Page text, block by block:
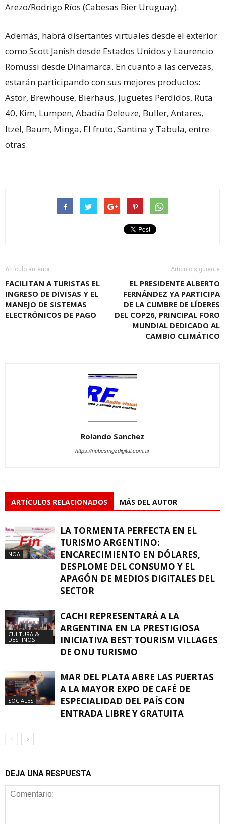
Arezo/Rodrigo Ríos (Cabesas Bier Uruguay).
Además, habrá disertantes virtuales desde el exterior
como Scott Janish desde Estados Unidos y Laurencio
Romussi desde Dinamarca. En cuanto a las cervezas,
estarán participando con sus mejores productos:
Astor, Brewhouse, Bierhaus, Juguetes Perdidos, Ruta
40, Kim, Lumpen, Abadía Deleuze, Buller, Antares,
Itzel, Baum, Minga, El fruto, Santina y Tabula, entre
otras.
Artículo anterior
FACILITAN A TURISTAS EL
INGRESO DE DIVISAS Y EL
MANEJO DE SISTEMAS
ELECTRÓNICOS DE PAGO
Artículo siguiente
EL PRESIDENTE ALBERTO
FERNÁNDEZ YA PARTICIPA
DE LA CUMBRE DE LÍDERES
DEL COP26, PRINCIPAL FORO
MUNDIAL DEDICADO AL
CAMBIO CLIMÁTICO
Rolando Sanchez
https://nubesmgzdigital.com.ar
ARTÍCULOS RELACIONADOS MÁS DEL AUTOR
NOA
LA TORMENTA PERFECTA EN EL
TURISMO ARGENTINO:
ENCARECIMIENTO EN DÓLARES,
DESPLOME DEL CONSUMO Y EL
APAGÓN DE MEDIOS DIGITALES DEL
SECTOR
CULTURA &
DESTINOS
CACHI REPRESENTARÁ A LA
ARGENTINA EN LA PRESTIGIOSA
INICIATIVA BEST TOURISM VILLAGES
DE ONU TURISMO
SOCIALES
MAR DEL PLATA ABRE LAS PUERTAS
A LA MAYOR EXPO DE CAFÉ DE
ESPECIALIDAD DEL PAÍS CON
ENTRADA LIBRE Y GRATUITA
DEJA UNA RESPUESTA